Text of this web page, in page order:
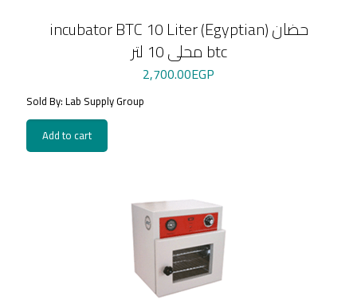
incubator BTC 10 Liter (Egyptian) حضان
محلى 10 لتر btc
2,700.00EGP
Sold By: Lab Supply Group
Add to cart